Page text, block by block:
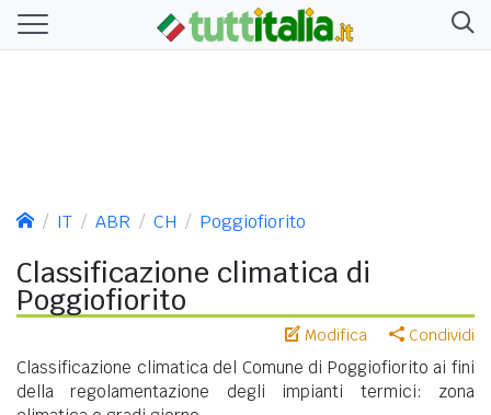
IT ABR CH Poggiofiorito
Classificazione climatica di
Poggiofiorito
Modifica Condividi
Classificazione climatica del Comune di Poggiofiorito ai fini
della regolamentazione degli impianti termici: zona